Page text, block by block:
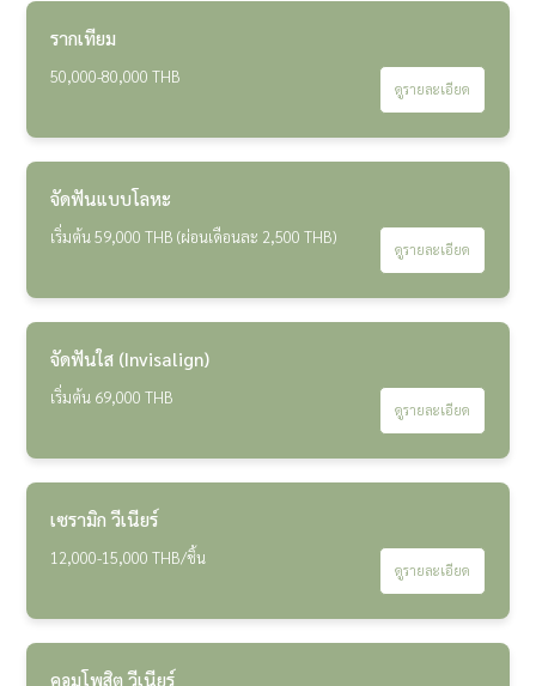
รากเทียม
50,000-80,000 THB
ดูรายละเอียด
จัดฟันแบบโลหะ
เริ่มต้น 59,000 THB (ผ่อนเดือนละ 2,500 THB)
ดูรายละเอียด
จัดฟันใส (Invisalign)
เริ่มต้น 69,000 THB
ดูรายละเอียด
เซรามิก วีเนียร์
12,000-15,000 THB/ชิ้น
ดูรายละเอียด
คอมโพสิต วีเนียร์